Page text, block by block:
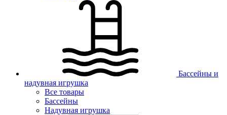
Бассейны и
надувная игрушка
Все товары
Бассейны
Надувная игрушка